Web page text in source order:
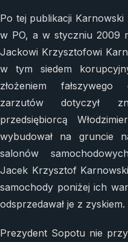
Po tej publikacji Karnowski
w PO, a w styczniu 2009
Jackowi Krzysztofowi
w tym siedem
złożeniem
zarzutów dotyczył
przedsiębiorcą
wybudował na gruncie
salonów
Jacek Krzysztof
samochody poniżej ich
odsprzedawał je z zyskiem.
Prezydent Sopotu nie